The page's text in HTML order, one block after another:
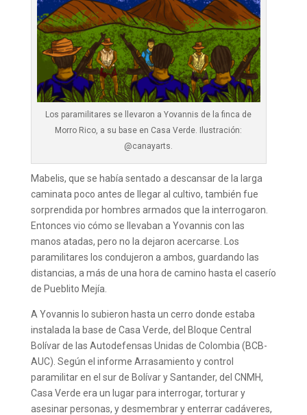
Los paramilitares se llevaron a Yovannis de la finca de
Morro Rico, a su base en Casa Verde. Ilustración:
@canayarts.
Mabelis, que se había sentado a descansar de la larga
caminata poco antes de llegar al cultivo, también fue
sorprendida por hombres armados que la interrogaron.
Entonces vio cómo se llevaban a Yovannis con las
manos atadas, pero no la dejaron acercarse. Los
paramilitares los condujeron a ambos, guardando las
distancias, a más de una hora de camino hasta el caserío
de Pueblito Mejía.
A Yovannis lo subieron hasta un cerro donde estaba
instalada la base de Casa Verde, del Bloque Central
Bolívar de las Autodefensas Unidas de Colombia (BCB-
AUC). Según el informe Arrasamiento y control
paramilitar en el sur de Bolívar y Santander, del CNMH,
Casa Verde era un lugar para interrogar, torturar y
asesinar personas, y desmembrar y enterrar cadáveres,